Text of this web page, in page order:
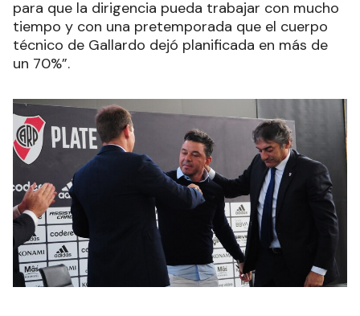
para que la dirigencia pueda trabajar con mucho
tiempo y con una pretemporada que el cuerpo
técnico de Gallardo dejó planificada en más de
un 70%”.